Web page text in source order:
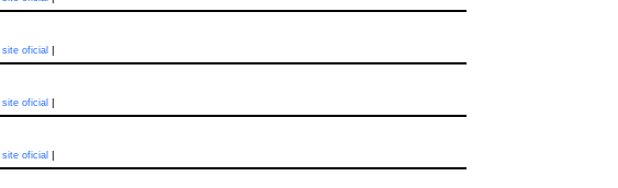
site oficial|
site oficial|
site oficial|